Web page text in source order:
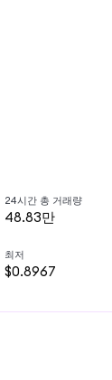
24시간 총 거래량
48.83만
최저
$0.8967